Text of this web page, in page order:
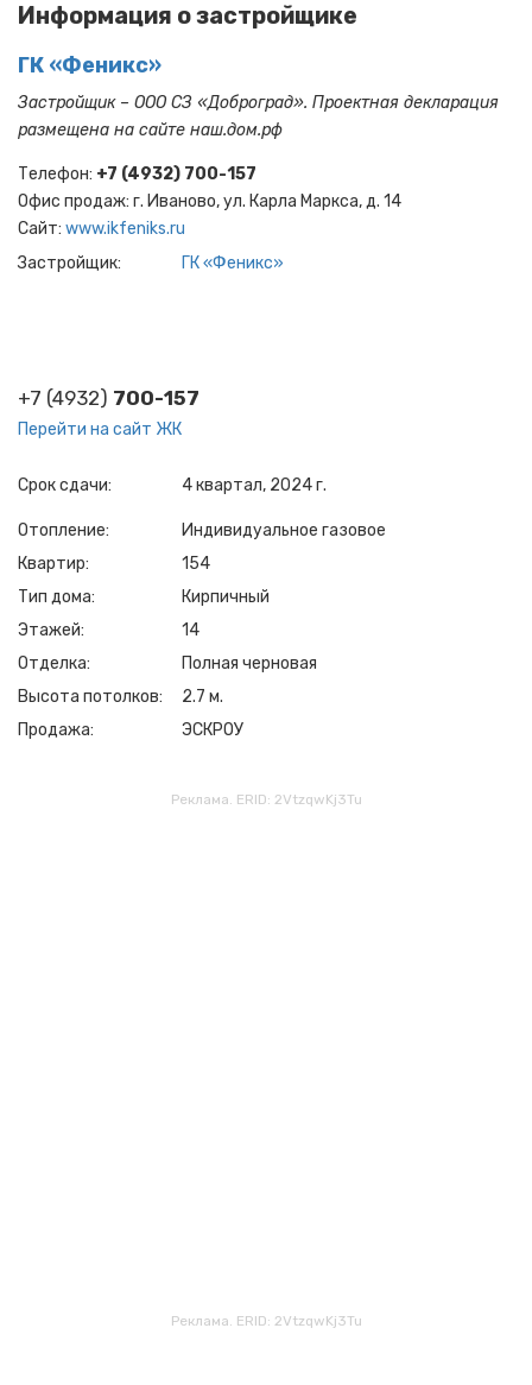
Информация о застройщике
ГК «Феникс»
Застройщик – ООО СЗ «Доброград». Проектная декларация
размещена на сайте наш.дом.рф
Телефон: +7 (4932) 700-157
Офис продаж: г. Иваново, ул. Карла Маркса, д. 14
Cайт: www.ikfeniks.ru
Застройщик
ГК «Феникс»
+7 (4932) 700-157
Перейти на сайт ЖК
Срок сдачи 4 квартал, 2024 г.
Отопление
Индивидуальное газовое
Квартир
154
Тип дома
Кирпичный
Этажей
14
Отделка
Полная черновая
Высота потолков
2.7 м.
Продажа
ЭСКРОУ
Реклама. ERID: 2VtzqwKj3Tu
Реклама. ERID: 2VtzqwKj3Tu